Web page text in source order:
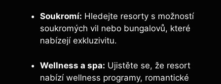
Soukromí: Hledejte resorty s možností
soukromých vil nebo bungalovů, které
nabízejí exkluzivitu.
Wellness a spa: Ujistěte se, že resort
nabízí wellness programy, romantické